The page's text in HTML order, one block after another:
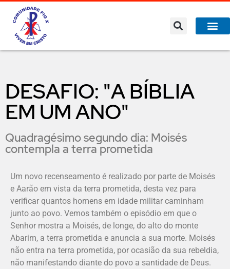
DESAFIO: "A BÍBLIA
EM UM ANO"
Quadragésimo segundo dia: Moisés
contempla a terra prometida
Um novo recenseamento é realizado por parte de Moisés
e Aarão em vista da terra prometida, desta vez para
verificar quantos homens em idade militar caminham
junto ao povo. Vemos também o episódio em que o
Senhor mostra a Moisés, de longe, do alto do monte
Abarim, a terra prometida e anuncia a sua morte. Moisés
não entra na terra prometida, por ocasião da sua rebeldia,
não manifestando diante do povo a santidade de Deus.